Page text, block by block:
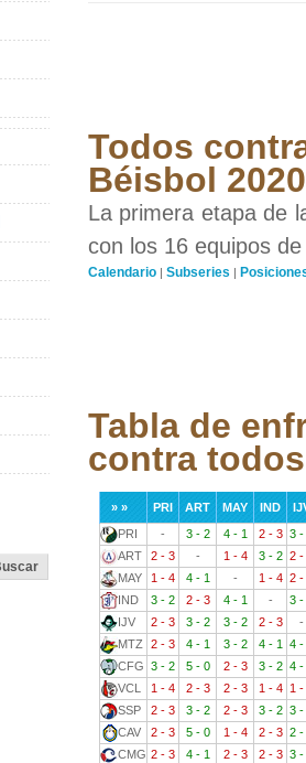
Todos
Béisbol
La primera etapa de
con los 16 equipos
Calendario | Subseries |
Tabla de
contra todos
» » PRI ART MAY IND
PRI
- 3 - 2 4 - 1 2 - 3 3 -
ART
2 - 3 - 1 - 4 3 - 2 2 -
MAY
1 - 4 4 - 1 - 1 - 4 2 -
IND
3 - 2 2 - 3 4 - 1 -
3 -
IJV
2 - 3 3 - 2 3 - 2 2 - 3
-
MTZ
2 - 3 4 - 1 3 - 2 4 - 1
4 -
CFG 3 - 2 5 - 0 2 - 3 3 - 2 4 -
VCL
1 - 4 2 - 3 2 - 3 1 - 4
1 -
SSP
2 - 3 3 - 2 2 - 3 3 - 2 3 -
CAV
2 - 3 5 - 0 1 - 4 2 - 3 2 -
CMG 2 - 3 4 - 1 2 - 3 2 - 3 3 -